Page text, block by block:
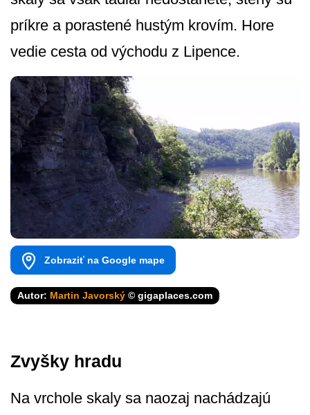
príkre a porastené hustým krovím. Hore
vedie cesta od východu z Lipence.
Zobraziť na Google mape
Autor: Martin Javorský © gigaplaces.com
Zvyšky hradu
Na vrchole skaly sa naozaj nachádzajú